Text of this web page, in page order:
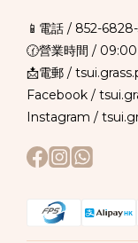
📱電話 / 852-
🕜營業時間 /
📩電郵 /
Facebook /
Instagram /